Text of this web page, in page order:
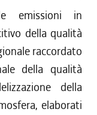
emissioni in
della qualità
raccordato
della qualità
della
elaborati